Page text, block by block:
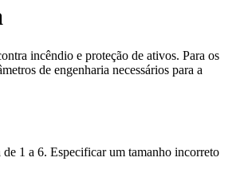
incêndio e proteção de ativos. Para os
de engenharia necessários para a
1 a 6. Especificar um tamanho incorreto